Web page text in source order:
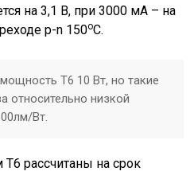
на 3,1 В, при 3000 мА – на
p-n 150оС.
Т6 10 Вт, но такие
относительно низкой
Вт.
рассчитаны на срок